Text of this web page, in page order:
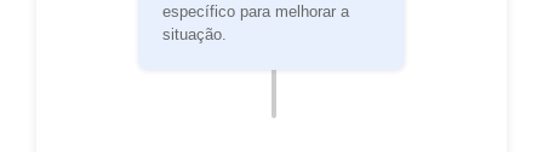
específico para melhorar a
situação.